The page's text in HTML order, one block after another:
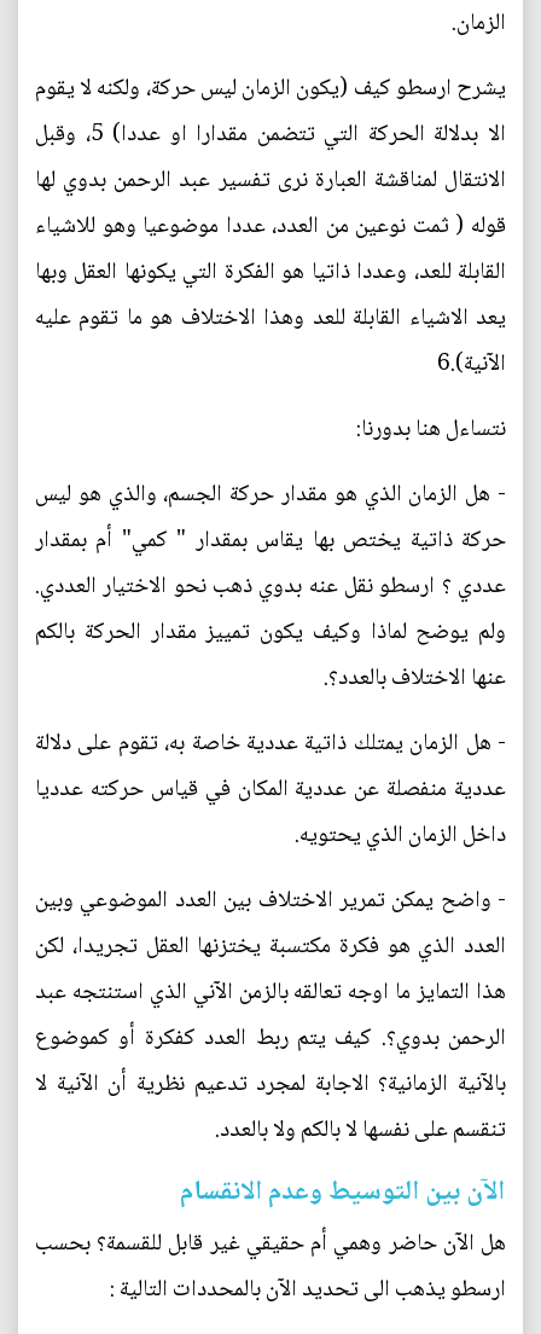
الزمان.
يشرح ارسطو كيف (يكون الزمان ليس حركة، ولكنه لا يقوم
الا بدلالة الحركة التي تتضمن مقدارا او عددا) 5، وقبل
الانتقال لمناقشة العبارة نرى تفسير عبد الرحمن بدوي لها
قوله ( ثمت نوعين من العدد، عددا موضوعيا وهو للاشياء
القابلة للعد، وعددا ذاتيا هو الفكرة التي يكونها العقل وبها
يعد الاشياء القابلة للعد وهذا الاختلاف هو ما تقوم عليه
الآنية).6
نتساءل هنا بدورنا:
- هل الزمان الذي هو مقدار حركة الجسم، والذي هو ليس
حركة ذاتية يختص بها يقاس بمقدار " كمي" أم بمقدار
عددي ؟ ارسطو نقل عنه بدوي ذهب نحو الاختيار العددي.
ولم يوضح لماذا وكيف يكون تمييز مقدار الحركة بالكم
عنها الاختلاف بالعدد؟.
- هل الزمان يمتلك ذاتية عددية خاصة به، تقوم على دلالة
عددية منفصلة عن عددية المكان في قياس حركته عدديا
داخل الزمان الذي يحتويه.
- واضح يمكن تمرير الاختلاف بين العدد الموضوعي وبين
العدد الذي هو فكرة مكتسبة يختزنها العقل تجريدا، لكن
هذا التمايز ما اوجه تعالقه بالزمن الآني الذي استنتجه عبد
الرحمن بدوي؟. كيف يتم ربط العدد كفكرة أو كموضوع
بالآنية الزمانية؟ الاجابة لمجرد تدعيم نظرية أن الآنية لا
تنقسم على نفسها لا بالكم ولا بالعدد.
الآن بين التوسيط وعدم الانقسام
هل الآن حاضر وهمي أم حقيقي غير قابل للقسمة؟ بحسب
ارسطو يذهب الى تحديد الآن بالمحددات التالية :